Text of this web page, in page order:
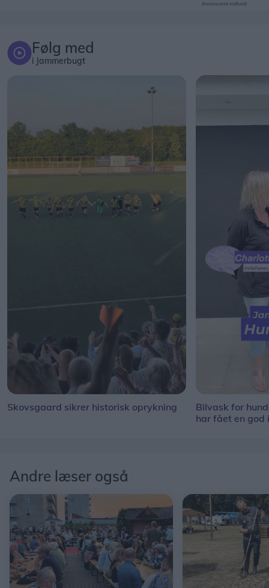
Annonceret indhold
Følg med
i Jammerbugt
Skovsgaard sikrer historisk oprykning
Bilvask for
har fået en god
Andre læser også